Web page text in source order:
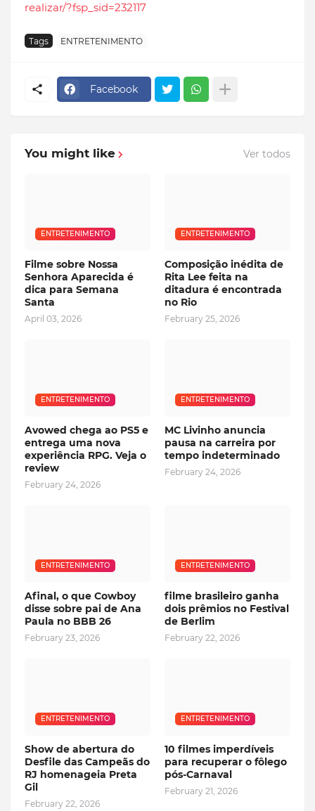
realizar/?fsp_sid=232117
Tags ENTRETENIMENTO
Facebook
You might like Ver todos
ENTRETENIMENTO
Filme sobre Nossa
Senhora Aparecida é
dica para Semana
Santa
April 03, 2026
ENTRETENIMENTO
Composição inédita de
Rita Lee feita na
ditadura é encontrada
no Rio
February 25, 2026
ENTRETENIMENTO
Avowed chega ao PS5 e
entrega uma nova
experiência RPG. Veja o
review
February 24, 2026
ENTRETENIMENTO
MC Livinho anuncia
pausa na carreira por
tempo indeterminado
February 24, 2026
ENTRETENIMENTO
Afinal, o que Cowboy
disse sobre pai de Ana
Paula no BBB 26
February 23, 2026
ENTRETENIMENTO
filme brasileiro ganha
dois prêmios no Festival
de Berlim
February 22, 2026
ENTRETENIMENTO
Show de abertura do
Desfile das Campeãs do
RJ homenageia Preta
Gil
February 22, 2026
ENTRETENIMENTO
10 filmes imperdíveis
para recuperar o fôlego
pós-Carnaval
February 21, 2026